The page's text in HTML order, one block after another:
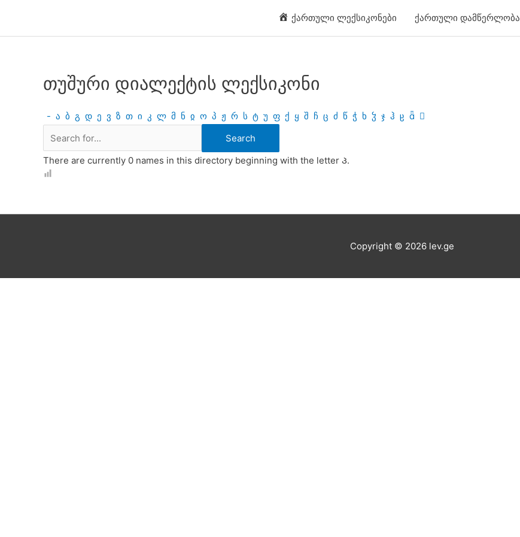
content
ქართული ლექსიკონები ქართული დამწერლობა
თუშური დიალექტის ლექსიკონი
- ა ბ გ დ ე ვ ზ თ ი კ ლ მ ნ ჲ ო პ ჟ რ ს ტ უ ფ ქ ყ შ ჩ ც ძ წ ჭ ხ ჴ ჯ ჰ ჸ  
There are currently 0 names in this directory beginning with the letter Პ.
Copyright © 2026 lev.ge